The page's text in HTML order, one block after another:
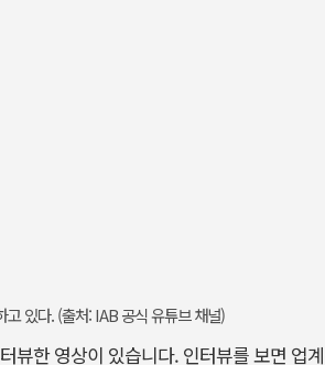
있다. (출처: IAB 공식 유튜브 채널)
뷰한 영상이 있습니다. 인터뷰를 보면 업계